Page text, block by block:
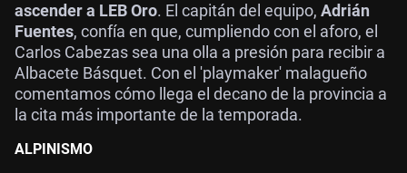
ascender a LEB Oro. El capitán del equipo, Adrián
Fuentes, confía en que, cumpliendo con el aforo, el
Carlos Cabezas sea una olla a presión para recibir a
Albacete Básquet. Con el 'playmaker' malagueño
comentamos cómo llega el decano de la provincia a
la cita más importante de la temporada.
ALPINISMO